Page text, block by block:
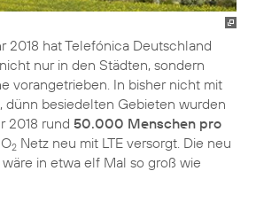
2018 hat Telefónica Deutschland
nur in den Städten, sondern
vorangetrieben. In bisher nicht mit
dünn besiedelten Gebieten wurden
2018 rund 50.000 Menschen pro
2 Netz neu mit LTE versorgt. Die neu
in etwa elf Mal so groß wie